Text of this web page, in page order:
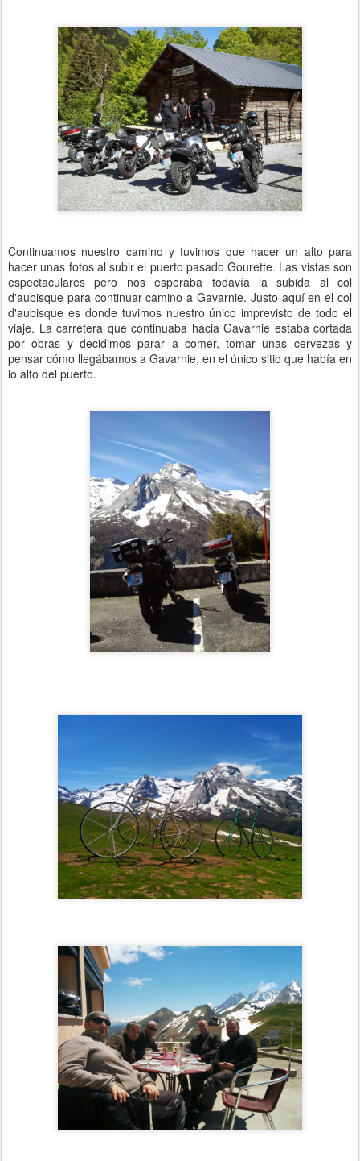
Continuamos nuestro camino y tuvimos que hacer un alto para
hacer unas fotos al subir el puerto pasado Gourette. Las vistas son
espectaculares pero nos esperaba todavía la subida al col
d'aubisque para continuar camino a Gavarnie. Justo aquí en el col
d'aubisque es donde tuvimos nuestro único imprevisto de todo el
viaje. La carretera que continuaba hacia Gavarnie estaba cortada
por obras y decidimos parar a comer, tomar unas cervezas y
pensar cómo llegábamos a Gavarnie, en el único sitio que había en
lo alto del puerto.